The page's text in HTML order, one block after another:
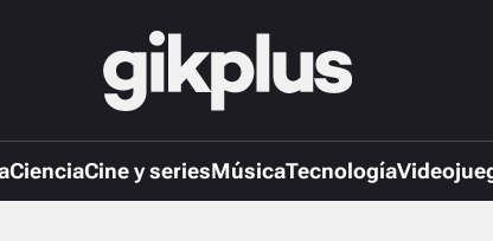
CienciaCine y seriesMúsicaTecnología